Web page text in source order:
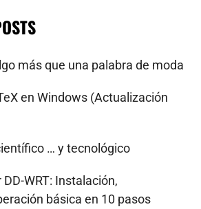
más que una palabra de moda
en Windows (Actualización
… y tecnológico
WRT: Instalación,
básica en 10 pasos